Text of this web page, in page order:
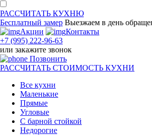
РАССЧИТАТЬ КУХНЮ
Бесплатный замер Выезжаем в день
Акции
Контакты
+7 (995) 222-96-63
или закажите звонок
Позвонить
РАССЧИТАТЬ СТОИМОСТЬ КУХНИ
Все кухни
Маленькие
Прямые
Угловые
С барной стойкой
Недорогие